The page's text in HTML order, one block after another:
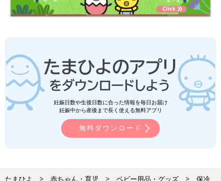
妊娠日数や生後日数に合った情報を毎日お届け
妊娠中から産後まで長く使える無料アプリ
無料ダウンロード
たまひよ 赤ちゃん・育児 ベビー用品・グッズ
保冷